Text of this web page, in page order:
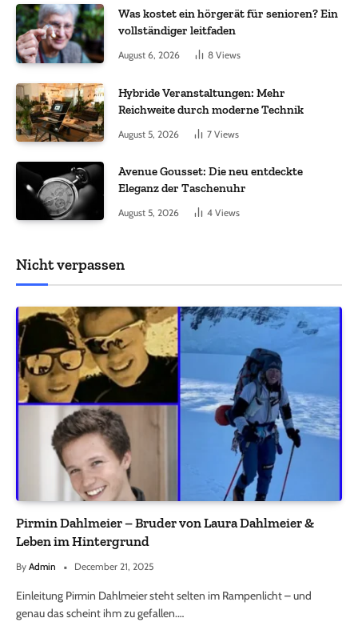
Was kostet ein hörgerät für senioren? Ein
vollständiger leitfaden
August 6, 2026 8 Views
Hybride Veranstaltungen: Mehr
Reichweite durch moderne Technik
August 5, 2026 7 Views
Avenue Gousset: Die neu entdeckte
Eleganz der Taschenuhr
August 5, 2026 4 Views
Nicht verpassen
Pirmin Dahlmeier – Bruder von Laura Dahlmeier &
Leben im Hintergrund
By Admin December 21, 2025
Einleitung Pirmin Dahlmeier steht selten im Rampenlicht – und
genau das scheint ihm zu gefallen.…